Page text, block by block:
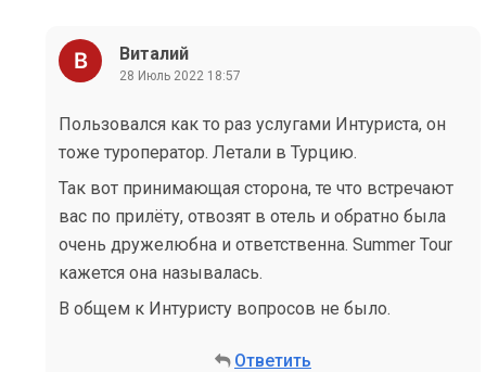
Виталий
28 Июль 2022 18:57
Пользовался как то раз услугами Интуриста, он
тоже туроператор. Летали в Турцию.
Так вот принимающая сторона, те что встречают
вас по прилёту, отвозят в отель и обратно была
очень дружелюбна и ответственна. Summer Tour
кажется она называлась.
В общем к Интуристу вопросов не было.
Ответить